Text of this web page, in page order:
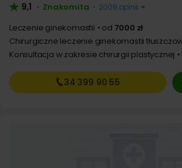
9,1 • Znakomita • 2008 opinii
Leczenie ginekomastii od 7000 zł
Chirurgiczne leczenie ginekomastii
Konsultacja w zakresie chirurgii plastycznej
34 399 90 55